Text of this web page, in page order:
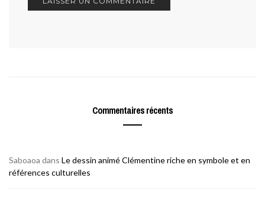
Commentaires récents
Saboaoa dans Le dessin animé Clémentine riche en symbole et en
références culturelles